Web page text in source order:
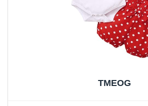
TMEOG